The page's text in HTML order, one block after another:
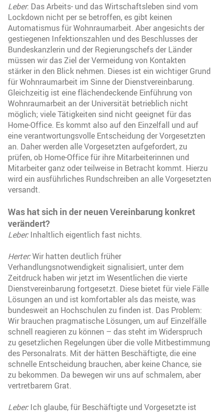
Leber: Das Arbeits- und das Wirtschaftsleben sind vom
Lockdown nicht per se betroffen, es gibt keinen
Automatismus für Wohnraumarbeit. Aber angesichts der
gestiegenen Infektionszahlen und des Beschlusses der
Bundeskanzlerin und der Regierungschefs der Länder
müssen wir das Ziel der Vermeidung von Kontakten
stärker in den Blick nehmen. Dieses ist ein wichtiger Grund
für Wohnraumarbeit im Sinne der Dienstvereinbarung.
Gleichzeitig ist eine flächendeckende Einführung von
Wohnraumarbeit an der Universität betrieblich nicht
möglich; viele Tätigkeiten sind nicht geeignet für das
Home-Office. Es kommt also auf den Einzelfall und auf
eine verantwortungsvolle Entscheidung der Vorgesetzten
an. Daher werden alle Vorgesetzten aufgefordert, zu
prüfen, ob Home-Office für ihre Mitarbeiterinnen und
Mitarbeiter ganz oder teilweise in Betracht kommt. Hierzu
wird ein ausführliches Rundschreiben an alle Vorgesetzten
versandt.
Was hat sich in der neuen Vereinbarung konkret
verändert?
Leber:Inhaltlich eigentlich fast nichts.
Herter:Wir hatten deutlich früher
Verhandlungsnotwendigkeit signalisiert, unter dem
Zeitdruck haben wir jetzt im Wesentlichen die vierte
Dienstvereinbarung fortgesetzt. Diese bietet für viele Fälle
Lösungen an und ist komfortabler als das meiste, was
bundesweit an Hochschulen zu finden ist. Das Problem:
Wir brauchen pragmatische Lösungen, um auf Einzelfälle
schnell reagieren zu können – das steht im Widerspruch
zu gesetzlichen Regelungen über die volle Mitbestimmung
des Personalrats. Mit der hätten Beschäftigte, die eine
schnelle Entscheidung brauchen, aber keine Chance, sie
zu bekommen. Da bewegen wir uns auf schmalem, aber
vertretbarem Grat.
Leber:Ich glaube, für Beschäftigte und Vorgesetzte ist